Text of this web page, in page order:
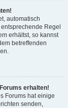
automatisch
Regel
erhältst, so kannst
betreffenden
erhalten!
Forums hat einige
senden,